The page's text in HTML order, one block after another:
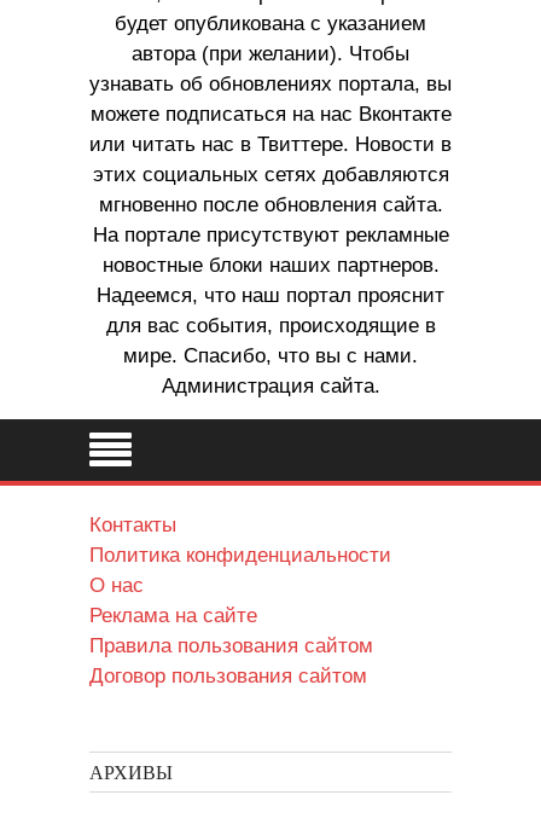
будет опубликована с указанием
автора (при желании). Чтобы
узнавать об обновлениях портала, вы
можете подписаться на нас Вконтакте
или читать нас в Твиттере. Новости в
этих социальных сетях добавляются
мгновенно после обновления сайта.
На портале присутствуют рекламные
новостные блоки наших партнеров.
Надеемся, что наш портал прояснит
для вас события, происходящие в
мире. Спасибо, что вы с нами.
Администрация сайта.
Контакты
Политика конфиденциальности
О нас
Реклама на сайте
Правила пользования сайтом
Договор пользования сайтом
АРХИВЫ